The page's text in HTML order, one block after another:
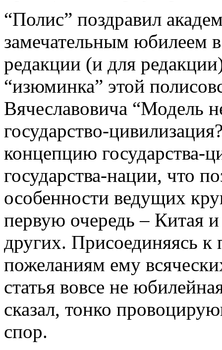
“Полис” поздравил
замечательным юбилеем
редакции (и для
“изюминка” этой
Вячеславовича “Модель
государство-
концепцию государства-
государства-нации, что
особенности ведущих
первую очередь – Китая
других. Присоединяясь
пожеланиям ему
статья вовсе не
сказал, тонко
спор.